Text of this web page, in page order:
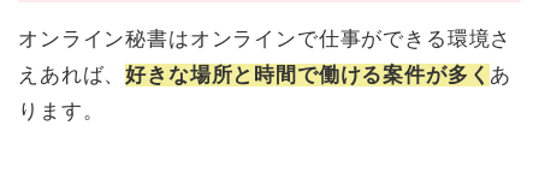
オンライン秘書はオンラインで仕事ができる環境さ
えあれば、好きな場所と時間で働ける案件が多く あ
ります。